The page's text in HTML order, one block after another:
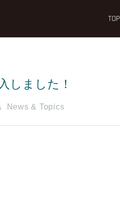
TOP
しました！
News & Topics